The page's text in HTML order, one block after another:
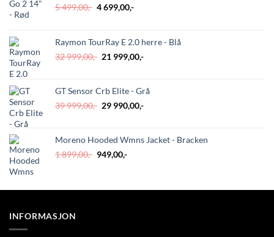
5 499,00,- Opprinnelig
5
499,00,-.
4 699,00,-Nåværende
4
699,00,-.
Raymon TourRay E 2.0 herre - Blå
32 999,00,- Opprinnelig
32
999,00,-.
21 999,00,-Nåværende
21
GT Sensor Crb Elite - Grå
39 999,00,- Opprinnelig
39
999,00,-.
29 990,00,-Nåværende
29
Moreno Hooded Wmns Jacket - Bracken
1 899,00,- Opprinnelig
1
949,00,-Nåværende
949,00,-.
INFORMASJON